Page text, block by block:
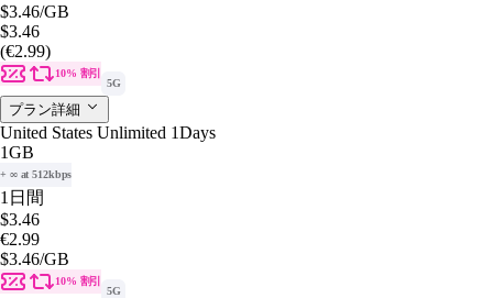
$3.46/GB
$3.46
(€2.99)
10% 割引
5G
プラン詳細
United States Unlimited 1Days
1GB
+ ∞ at 512kbps
1日間
$3.46
€2.99
$3.46/GB
10% 割引
5G